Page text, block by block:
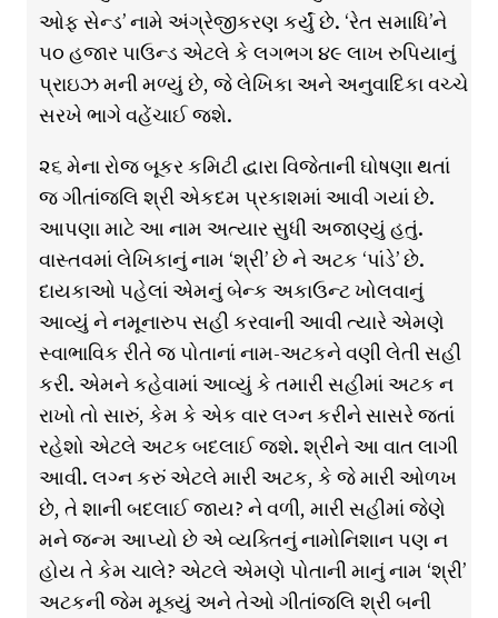
ઓફ સેન્ડ’ નામે અંગ્રેજીકરણ કર્યું છે. ‘રેત સમાધિ’ને
૫૦ હજાર પાઉન્ડ એટલે કે લગભગ ૪૯ લાખ રુપિયાનું
પ્રાઇઝ મની મળ્યું છે, જે લેખિકા અને અનુવાદિકા વચ્ચે
સરખે ભાગે વહેંચાઈ જશે.
૨૬ મેના રોજ બૂકર કમિટી દ્વારા વિજેતાની ઘોષણા થતાં
જ ગીતાંજલિ શ્રી એકદમ પ્રકાશમાં આવી ગયાં છે.
આપણા માટે આ નામ અત્યાર સુધી અજાણ્યું હતું.
વાસ્તવમાં લેખિકાનું નામ ‘શ્રી’ છે ને અટક ‘પાંડે’ છે.
દાયકાઓ પહેલાં એમનું બેન્ક અકાઉન્ટ ખોલવાનું
આવ્યું ને નમૂનારુપ સહી કરવાની આવી ત્યારે એમણે
સ્વાભાવિક રીતે જ પોતાનાં નામ-અટકને વણી લેતી સહી
કરી. એમને કહેવામાં આવ્યું કે તમારી સહીમાં અટક ન
રાખો તો સારું, કેમ કે એક વાર લગ્ન કરીને સાસરે જતાં
રહેશો એટલે અટક બદલાઈ જશે. શ્રીને આ વાત લાગી
આવી. લગ્ન કરું એટલે મારી અટક, કે જે મારી ઓળખ
છે, તે શાની બદલાઈ જાય? ને વળી, મારી સહીમાં જેણે
મને જન્મ આપ્યો છે એ વ્યક્તિનું નામોનિશાન પણ ન
હોય તે કેમ ચાલે? એટલે એમણે પોતાની માનું નામ ‘શ્રી’
અટકની જેમ મૂક્યું અને તેઓ ગીતાંજલિ શ્રી બની